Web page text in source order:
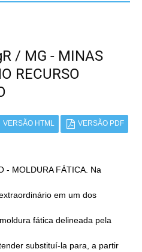
/ MG - MINAS
RECURSO
VERSÃO HTML VERSÃO PDF
- MOLDURA FÁTICA. Na